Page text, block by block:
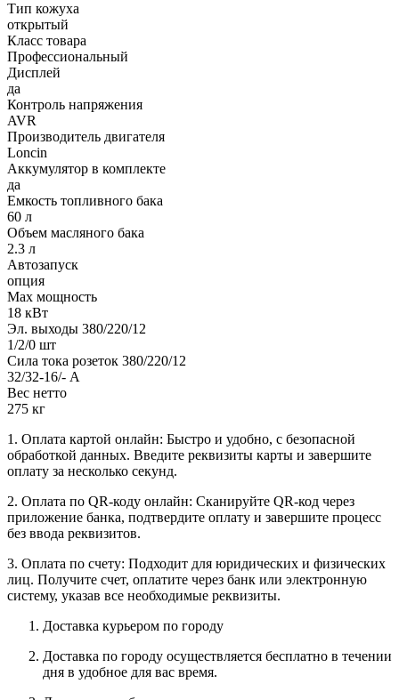
Тип кожуха
открытый
Класс товара
Профессиональный
Дисплей
да
Контроль напряжения
AVR
Производитель двигателя
Loncin
Аккумулятор в комплекте
да
Емкость топливного бака
60 л
Объем масляного бака
2.3 л
Автозапуск
опция
Max мощность
18 кВт
Эл. выходы 380/220/12
1/2/0 шт
Сила тока розеток 380/220/12
32/32-16/- А
Вес нетто
275 кг
1. Оплата картой онлайн: Быстро и удобно, с безопасной
обработкой данных. Введите реквизиты карты и завершите
оплату за несколько секунд.
2. Оплата по QR-коду онлайн: Сканируйте QR-код через
приложение банка, подтвердите оплату и завершите процесс
без ввода реквизитов.
3. Оплата по счету: Подходит для юридических и физических
лиц. Получите счет, оплатите через банк или электронную
систему, указав все необходимые реквизиты.
Доставка курьером по городу
Доставка по городу осуществляется бесплатно в течении
дня в удобное для вас время.